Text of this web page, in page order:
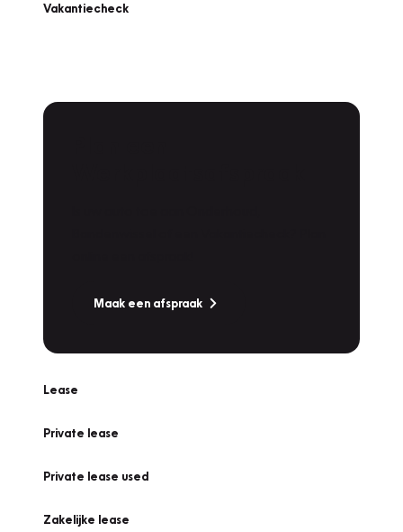
Vakantiecheck
Maak een afspraak
Lease
Private lease
Private lease used
Zakelijke lease